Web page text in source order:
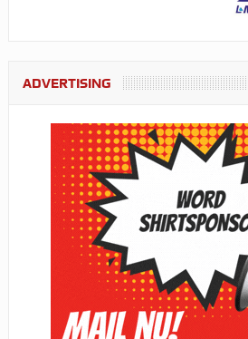
ADVERTISING